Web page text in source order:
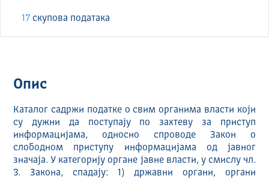
17 скуповa података
Опис
Каталог садржи податке о свим органима власти који
су дужни да поступају по захтеву за приступ
информацијама, односно спроводе Закон о
слободном приступу информацијама од јавног
значаја. У категорију органе јавне власти, у смислу чл.
3. Закона, спадају: 1) државни органи, органи